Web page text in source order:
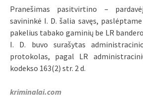
Pranešimas pasitvirtino –
savininkė I. D. šalia savęs,
pakelius tabako gaminių be LR
I. D. buvo surašytas
protokolas, pagal LR
kodekso 163(2) str. 2 d.
kriminalai.com